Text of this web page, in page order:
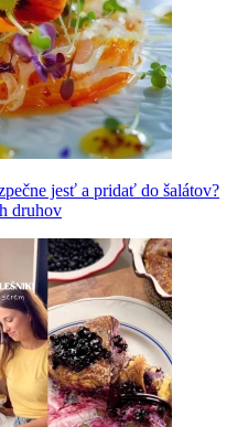
jesť a pridať do šalátov?
druhov